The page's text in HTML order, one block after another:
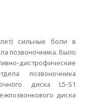
сильные боли в
позвоночника. Было
дистрофические
позвоночника
диска L5-S1
диска